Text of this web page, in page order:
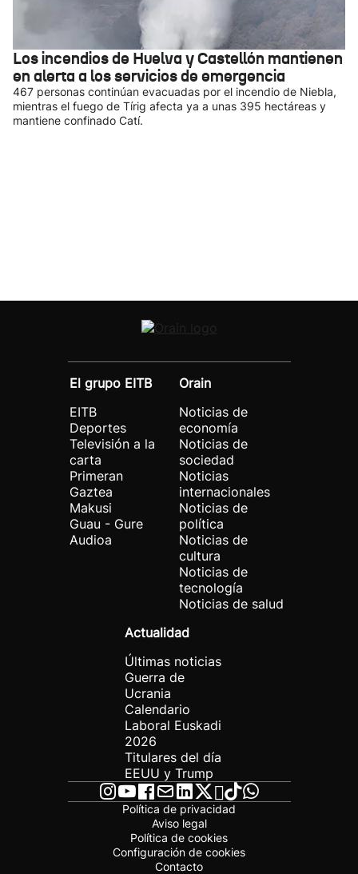
Los incendios de Huelva y Castellón mantienen
en alerta a los servicios de emergencia
467 personas continúan evacuadas por el incendio de Niebla,
mientras el fuego de Tírig afecta ya a unas 395 hectáreas y
mantiene confinado Catí.
El grupo EITB
EITB
Deportes
Televisión a la
carta
Primeran
Gaztea
Makusi
Guau - Gure
Audioa
Orain
Noticias de
economía
Noticias de
sociedad
Noticias
internacionales
Noticias de
política
Noticias de
cultura
Noticias de
tecnología
Noticias de salud
Actualidad
Últimas noticias
Guerra de
Ucrania
Calendario
Laboral Euskadi
2026
Titulares del día
EEUU y Trump
Política de privacidad
Aviso legal
Política de cookies
Configuración de cookies
Contacto